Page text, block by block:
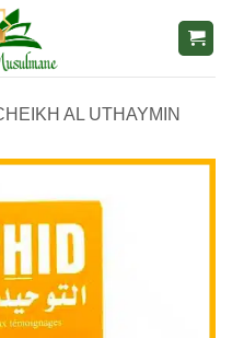
AL UTHAYMIN